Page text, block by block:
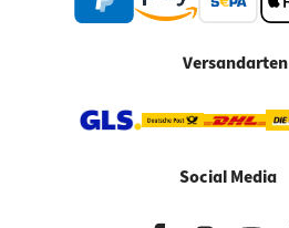
Versandarten
Social Media